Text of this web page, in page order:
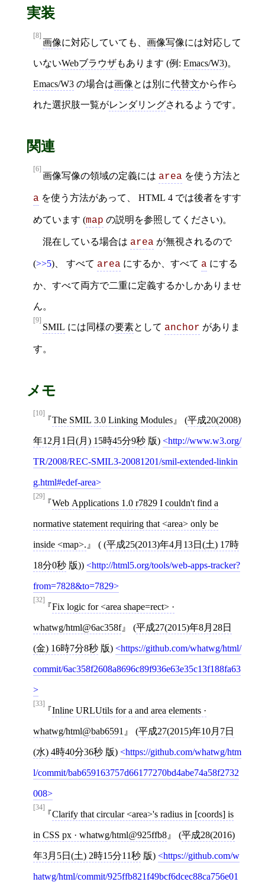
実装
[8]
画像に対応していても、 画像写像には対応して
いないWebブラウザもあります (例: Emacs/W3)。
Emacs/W3 の場合は画像とは別に代替文から作ら
れた選択肢一覧がレンダリングされるようです。
関連
[6]
画像写像の領域の定義には area を使う方法と
a を使う方法があって、 HTML 4 では後者をすす
めています (map の説明を参照してください)。
混在している場合は area が無視されるので
(>>5)、 すべて area にするか、すべて a にする
か、すべて両方で二重に定義するかしかありませ
ん。
[9]
SMIL には同様の要素として anchor がありま
す。
メモ
[10]
The SMIL 3.0 Linking Modules (平成20(2008)
年12月1日(月) 15時45分9秒 版) http://www.w3.org/
TR/2008/REC-SMIL3-20081201/smil-extended-linkin
g.html#edef-area
[29]
Web Applications 1.0 r7829 I couldn't find a
normative statement requiring that <area> only be
inside <map>. ( (平成25(2013)年4月13日(土) 17時
18分0秒 版)) http://html5.org/tools/web-apps-tracker?
from=7828&to=7829
[32]
Fix logic for <area shape=rect> ·
whatwg/html@6ac358f (平成27(2015)年8月28日
(金) 16時7分8秒 版) https://github.com/whatwg/html/
commit/6ac358f2608a8696c89f936e63e35c13f188fa63
[33]
Inline URLUtils for a and area elements ·
whatwg/html@bab6591 (平成27(2015)年10月7日
(水) 4時40分36秒 版) https://github.com/whatwg/htm
l/commit/bab659163757d66177270bd4abe74a58f2732
008
[34]
Clarify that circular <area>'s radius in [coords] is
in CSS px · whatwg/html@925ffb8 (平成28(2016)
年3月5日(土) 2時15分11秒 版) https://github.com/w
hatwg/html/commit/925ffb821f49bcf6dcec88ca756e01